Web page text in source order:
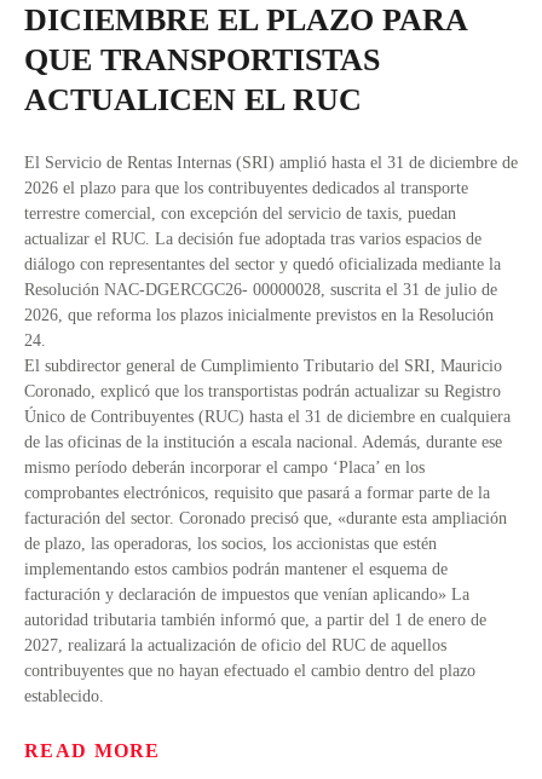
DICIEMBRE EL PLAZO PARA
QUE TRANSPORTISTAS
ACTUALICEN EL RUC
El Servicio de Rentas Internas (SRI) amplió hasta el 31 de diciembre de
2026 el plazo para que los contribuyentes dedicados al transporte
terrestre comercial, con excepción del servicio de taxis, puedan
actualizar el RUC. La decisión fue adoptada tras varios espacios de
diálogo con representantes del sector y quedó oficializada mediante la
Resolución NAC-DGERCGC26- 00000028, suscrita el 31 de julio de
2026, que reforma los plazos inicialmente previstos en la Resolución
24.
El subdirector general de Cumplimiento Tributario del SRI, Mauricio
Coronado, explicó que los transportistas podrán actualizar su Registro
Único de Contribuyentes (RUC) hasta el 31 de diciembre en cualquiera
de las oficinas de la institución a escala nacional. Además, durante ese
mismo período deberán incorporar el campo ‘Placa’ en los
comprobantes electrónicos, requisito que pasará a formar parte de la
facturación del sector. Coronado precisó que, «durante esta ampliación
de plazo, las operadoras, los socios, los accionistas que estén
implementando estos cambios podrán mantener el esquema de
facturación y declaración de impuestos que venían aplicando» La
autoridad tributaria también informó que, a partir del 1 de enero de
2027, realizará la actualización de oficio del RUC de aquellos
contribuyentes que no hayan efectuado el cambio dentro del plazo
establecido.
READ MORE